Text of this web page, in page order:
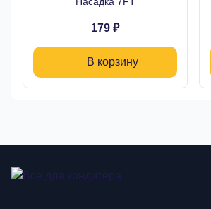
179 ₽
В корзину